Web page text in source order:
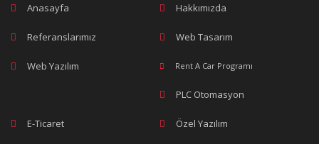
Anasayfa Hakkımızda
Referanslarımız Web Tasarım
Web Yazılım Rent A Car Programı
PLC Otomasyon
E-Ticaret Özel Yazılım